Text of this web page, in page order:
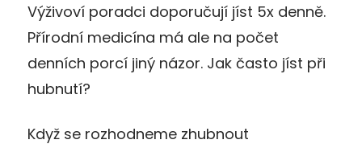
Výživoví poradci doporučují jíst 5x denně.
Přírodní medicína má ale na počet
denních porcí jiný názor. Jak často jíst při
hubnutí?
Když se rozhodneme zhubnout